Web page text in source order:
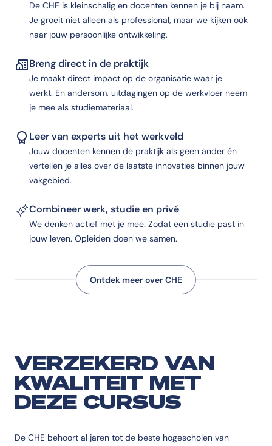
De CHE is kleinschalig en docenten kennen je bij naam.
Je groeit niet alleen als professional, maar we kijken ook
naar jouw persoonlijke ontwikkeling.
Breng direct in de praktijk
Je maakt direct impact op de organisatie waar je
werkt. En andersom, uitdagingen op de werkvloer neem
je mee als studiemateriaal.
Leer van experts uit het werkveld
Jouw docenten kennen de praktijk als geen ander én
vertellen je alles over de laatste innovaties binnen jouw
vakgebied.
Combineer werk, studie en privé
We denken actief met je mee. Zodat een studie past in
jouw leven. Opleiden doen we samen.
Ontdek meer over CHE
VERZEKERD VAN
KWALITEIT MET
DEZE CURSUS
De CHE behoort al jaren tot de beste hogescholen van